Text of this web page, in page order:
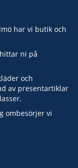
har vi butik och
ni på
och
av presentartiklar
ombesörjer vi